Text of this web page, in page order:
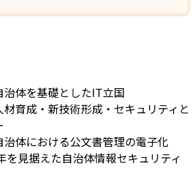
体を基礎としたIT立国
技術形成・セキュリティと
体における公文書管理の電子化
見据えた自治体情報セキュリティ